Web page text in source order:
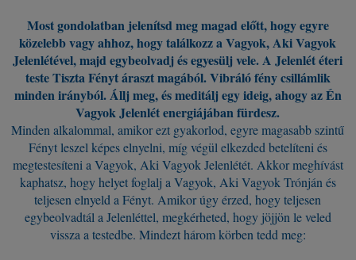
Most gondolatban jelenítsd meg magad előtt, hogy egyre
közelebb vagy ahhoz, hogy találkozz a Vagyok, Aki Vagyok
Jelenlétével, majd egybeolvadj és egyesülj vele. A Jelenlét éteri
teste Tiszta Fényt áraszt magából. Vibráló fény csillámlik
minden irányból. Állj meg, és meditálj egy ideig, ahogy az Én
Vagyok Jelenlét energiájában fürdesz.
Minden alkalommal, amikor ezt gyakorlod, egyre magasabb szintű
Fényt leszel képes elnyelni, míg végül elkezded betelíteni és
megtestesíteni a Vagyok, Aki Vagyok Jelenlétét. Akkor meghívást
kaphatsz, hogy helyet foglalj a Vagyok, Aki Vagyok Trónján és
teljesen elnyeld a Fényt. Amikor úgy érzed, hogy teljesen
egybeolvadtál a Jelenléttel, megkérheted, hogy jöjjön le veled
vissza a testedbe. Mindezt három körben tedd meg: